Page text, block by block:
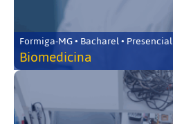
Formiga-MG • Bacharel • Presencial
Biomedicina